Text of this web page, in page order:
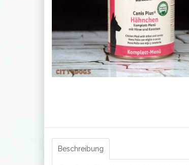
Beschreibung